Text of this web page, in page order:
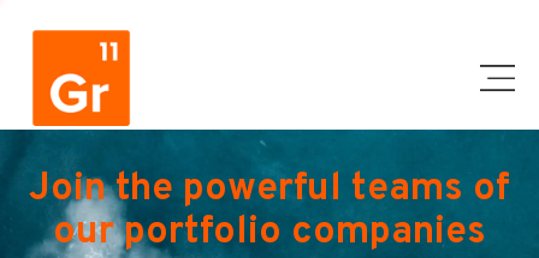
Join the powerful teams of
our portfolio companies